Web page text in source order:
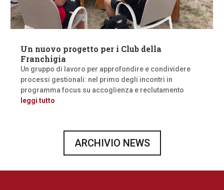
Un nuovo progetto per i Club della
Franchigia
Un gruppo di lavoro per approfondire e condividere
processi gestionali: nel primo degli incontri in
programma focus su accoglienza e reclutamento
leggi tutto
ARCHIVIO NEWS